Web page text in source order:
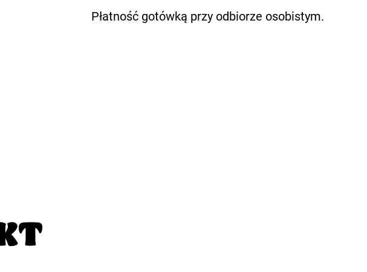
Płatność gotówką przy odbiorze osobistym.